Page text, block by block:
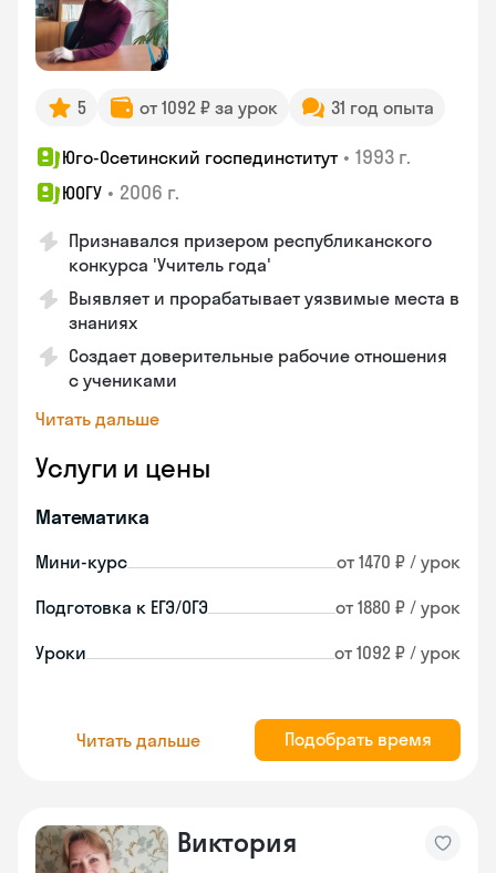
5 от 1092 ₽ за урок 31 год опыта
Юго-Осетинский госпединститут • 1993 г.
ЮОГУ • 2006 г.
Признавался призером республиканского
конкурса 'Учитель года'
Выявляет и прорабатывает уязвимые места в
знаниях
Создает доверительные рабочие отношения
с учениками
Читать дальше
Услуги и цены
Математика
Мини-курс от 1470 ₽ / урок
Подготовка к ЕГЭ/ОГЭ от 1880 ₽ / урок
Уроки от 1092 ₽ / урок
Читать дальше Подобрать время
Виктория